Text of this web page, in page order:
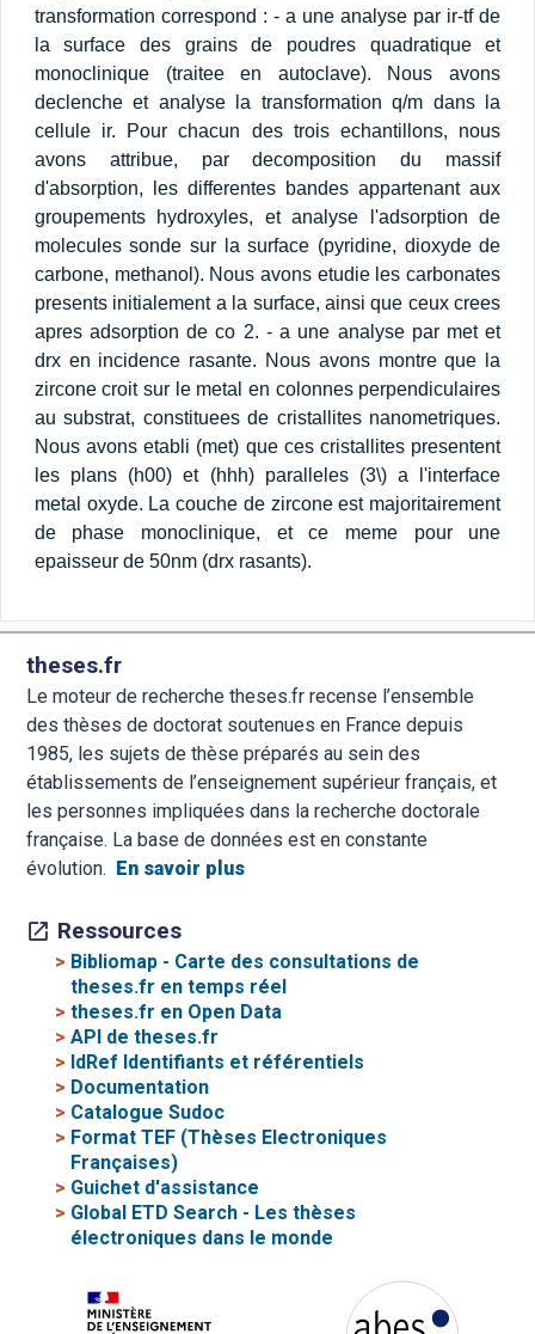
transformation correspond : - a une analyse par ir-tf de
la surface des grains de poudres quadratique et
monoclinique (traitee en autoclave). Nous avons
declenche et analyse la transformation q/m dans la
cellule ir. Pour chacun des trois echantillons, nous
avons attribue, par decomposition du massif
d'absorption, les differentes bandes appartenant aux
groupements hydroxyles, et analyse l'adsorption de
molecules sonde sur la surface (pyridine, dioxyde de
carbone, methanol). Nous avons etudie les carbonates
presents initialement a la surface, ainsi que ceux crees
apres adsorption de co 2. - a une analyse par met et
drx en incidence rasante. Nous avons montre que la
zircone croit sur le metal en colonnes perpendiculaires
au substrat, constituees de cristallites nanometriques.
Nous avons etabli (met) que ces cristallites presentent
les plans (h00) et (hhh) paralleles (3\) a l'interface
metal oxyde. La couche de zircone est majoritairement
de phase monoclinique, et ce meme pour une
epaisseur de 50nm (drx rasants).
theses.fr
Le moteur de recherche theses.fr recense l’ensemble
des thèses de doctorat soutenues en France depuis
1985, les sujets de thèse préparés au sein des
établissements de l’enseignement supérieur français, et
les personnes impliquées dans la recherche doctorale
française. La base de données est en constante
évolution.
En savoir plus
Ressources
> Bibliomap - Carte des consultations de
theses.fr en temps réel
>theses.fr en Open Data
>API de theses.fr
> IdRef Identifiants et référentiels
> Documentation
> Catalogue Sudoc
> Format TEF (Thèses Electroniques
Françaises)
> Guichet d'assistance
> Global ETD Search - Les thèses
électroniques dans le monde